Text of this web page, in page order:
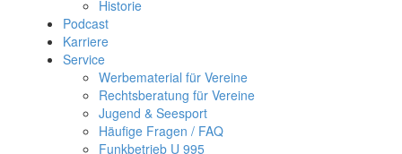
Historie
Podcast
Karriere
Service
Werbematerial für Vereine
Rechtsberatung für Vereine
Jugend & Seesport
Häufige Fragen / FAQ
Funkbetrieb U 995